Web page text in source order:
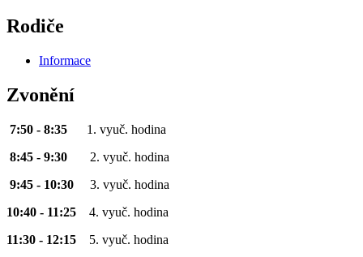
Rodiče
Informace
Zvonění
7:50 - 8:35 1. vyuč. hodina
8:45 - 9:30 2. vyuč. hodina
9:45 - 10:30 3. vyuč. hodina
10:40 - 11:25 4. vyuč. hodina
11:30 - 12:15 5. vyuč. hodina